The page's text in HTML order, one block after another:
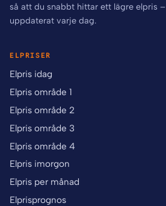
så att du snabbt hittar ett lägre elpris –
uppdaterat varje dag.
ELPRISER
Elpris idag
Elpris område 1
Elpris område 2
Elpris område 3
Elpris område 4
Elpris imorgon
Elpris per månad
Elprisprognos